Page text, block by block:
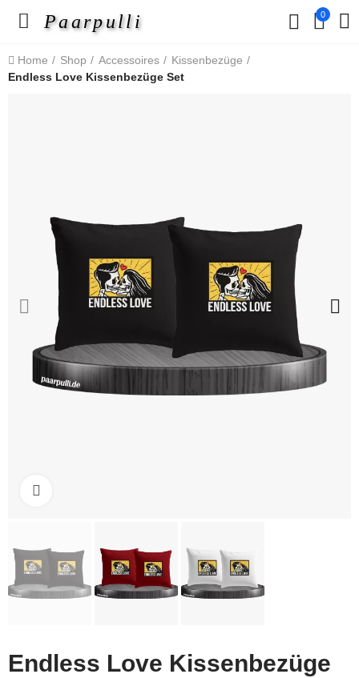
Paarpulli 0
Home Shop Accessoires
Kissenbezüge
Endless Love Kissenbezüge Set
Endless Love Kissenbezüge